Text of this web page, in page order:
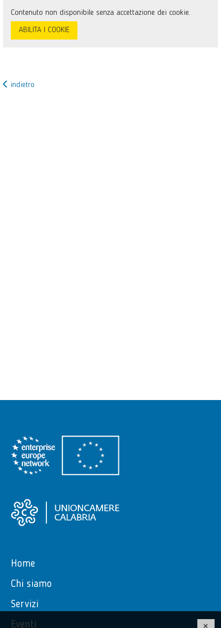
Contenuto non disponibile senza accettazione dei cookie.
ABILITA I COOKIE
indietro
Home
Chi siamo
Servizi
Eventi